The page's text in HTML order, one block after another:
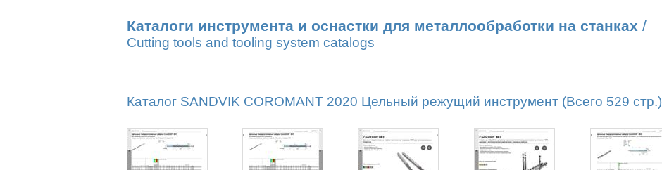
Каталоги инструмента и оснастки для металлообработки на станках /
Cutting tools and tooling system catalogs
Каталог SANDVIK COROMANT 2020 Цельный режущий инструмент (Всего 529 стр.)